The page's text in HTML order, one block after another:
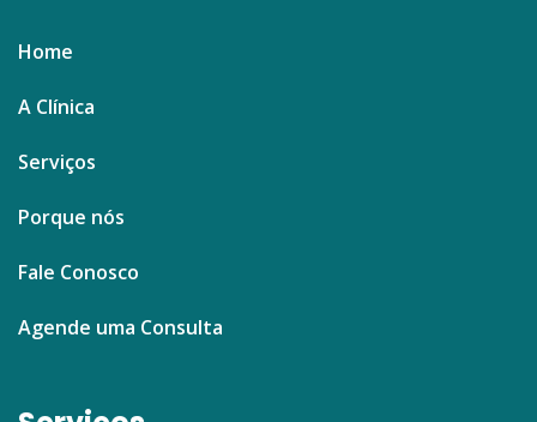
Home
A Clínica
Serviços
Porque nós
Fale Conosco
Agende uma Consulta